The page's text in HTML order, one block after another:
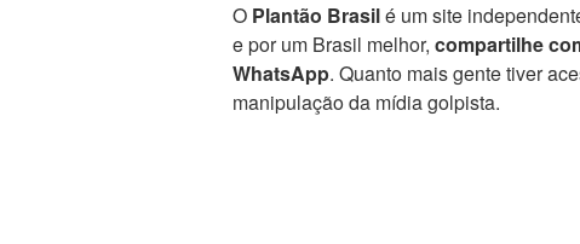
O Plantão Brasilé um site
e por um Brasil melhor, compartilhe
WhatsApp. Quanto mais gente tiver
manipulação da mídia golpista.